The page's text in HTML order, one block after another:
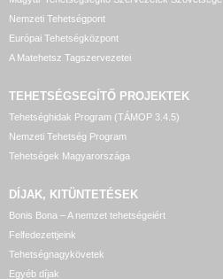
Nemzeti Tehetségpont
Európai Tehetségközpont
A Matehetsz Tagszervezetei
TEHETSÉGSEGÍTŐ PROJEKTEK
Tehetséghidak Program (TÁMOP 3.4.5)
Nemzeti Tehetség Program
Tehetségek Magyarországa
DÍJAK, KITÜNTETÉSEK
Bonis Bona – A nemzet tehetségeiért
Felfedezettjeink
Tehetségnagykövetek
Egyéb díjak